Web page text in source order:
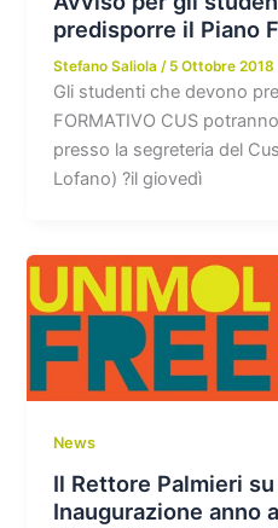
predisporre il Piano
Stefano Saliola/ 5 Ottobre 2018
Gli studenti che devono
FORMATIVO CUS
presso la segreteria del
Lofano) ?il giovedì
News
Il Rettore Palmieri su
Inaugurazione anno